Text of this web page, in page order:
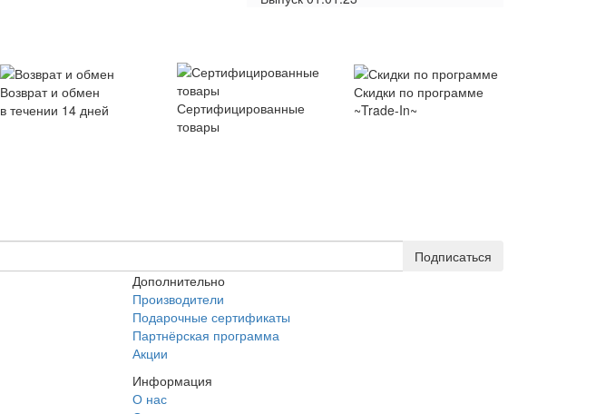
Возврат и обмен
в течении 14 дней
Сертифицированные
товары
Скидки по программе
~Trade-In~
Подписаться
Дополнительно
Производители
Подарочные сертификаты
Партнёрская программа
Акции
Информация
О нас